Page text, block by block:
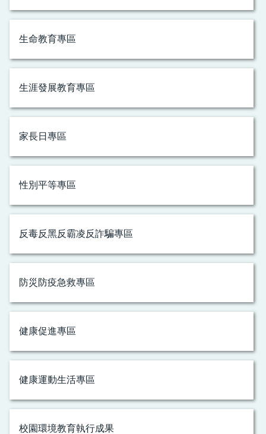
生命教育專區
生涯發展教育專區
家長日專區
性別平等專區
反毒反黑反霸凌反詐騙專區
防災防疫急救專區
健康促進專區
健康運動生活專區
校園環境教育執行成果